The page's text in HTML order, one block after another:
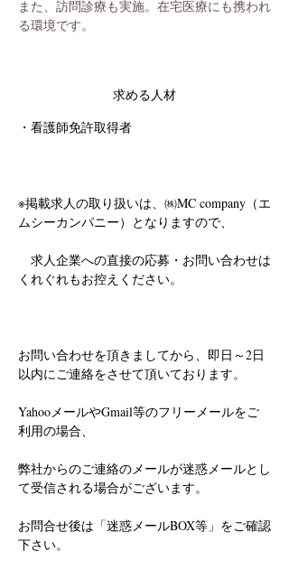
また、訪問診療も実施。在宅医療にも携われ
る環境です。
求める人材
・看護師免許取得者
※掲載求人の取り扱いは、㈱MC company（エ
ムシーカンパニー）となりますので、
求人企業への直接の応募・お問い合わせは
くれぐれもお控えください。
お問い合わせを頂きましてから、即日～2日
以内にご連絡をさせて頂いております。
YahooメールやGmail等のフリーメールをご
利用の場合、
弊社からのご連絡のメールが迷惑メールとし
て受信される場合がございます。
お問合せ後は「迷惑メールBOX等」をご確認
下さい。